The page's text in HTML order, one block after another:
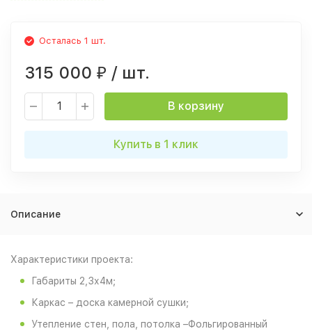
Осталась 1 шт.
315 000 ₽ / шт.
В корзину
Купить в 1 клик
Описание
Характеристики проекта:
Габариты 2,3х4м;
Каркас – доска камерной сушки;
Утепление стен, пола, потолка –Фольгированный